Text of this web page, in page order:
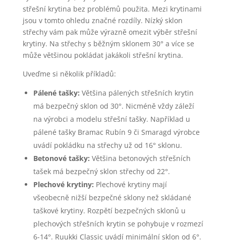
střešní krytina bez problémů použita. Mezi krytinami
jsou v tomto ohledu značné rozdíly. Nízký sklon
střechy vám pak může výrazně omezit výběr střešní
krytiny. Na střechy s běžným sklonem 30° a více se
může většinou pokládat jakákoli střešní krytina.
Uveďme si několik příkladů:
Pálené tašky: Většina pálených střešních krytin
má bezpečný sklon od 30°. Nicméně vždy záleží
na výrobci a modelu střešní tašky. Například u
pálené tašky Bramac Rubín 9 či Smaragd výrobce
uvádí pokládku na střechy už od 16° sklonu.
Betonové tašky: Většina betonových střešních
tašek má bezpečný sklon střechy od 22°.
Plechové krytiny: Plechové krytiny mají
všeobecně nižší bezpečné sklony než skládané
taškové krytiny. Rozpětí bezpečných sklonů u
plechových střešních krytin se pohybuje v rozmezí
6-14°. Ruukki Classic uvádí minimální sklon od 6°.